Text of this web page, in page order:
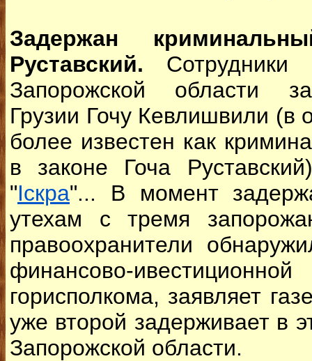
Задержан
Руставский.
Запорожской области
Грузии Гочу Кевлишвили (в
более известен как
в законе Гоча
"Іскра"... В момент
утехам с тремя
правоохранители
финансово-
горисполкома, заявляет
уже второй задерживает в
Запорожской области.